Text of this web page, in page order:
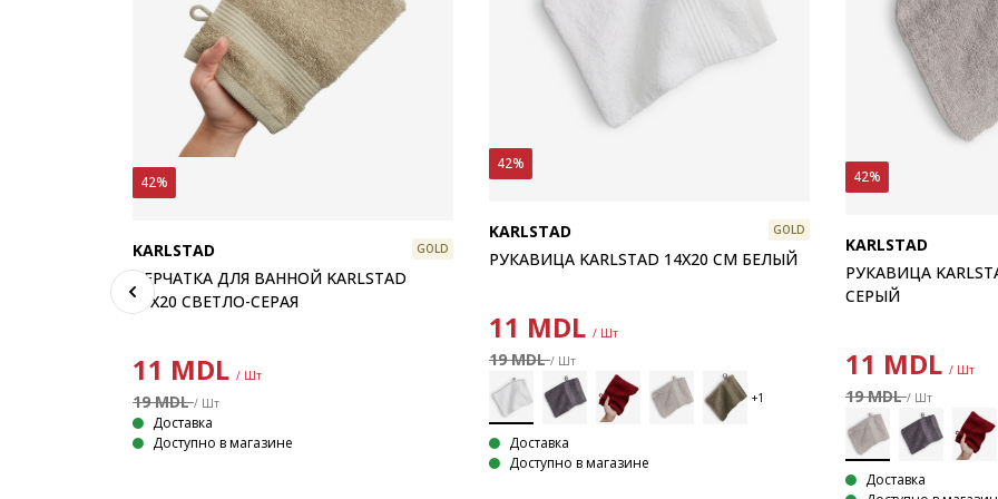
42%
KARLSTAD GOLD
ПЕРЧАТКА ДЛЯ ВАННОЙ KARLSTAD
15X20 СВЕТЛО-СЕРАЯ
11 MDL / Шт
19 MDL/ Шт
Доставка
Доступно в магазине
42%
KARLSTAD GOLD
РУКАВИЦА KARLSTAD 14X20 СМ БЕЛЫЙ
11 MDL / Шт
19 MDL/ Шт
Доставка
Доступно в магазине
42%
KARLSTAD
РУКАВИЦА
СЕРЫЙ
11 MDL / Шт
19 MDL/ Шт
Доставка